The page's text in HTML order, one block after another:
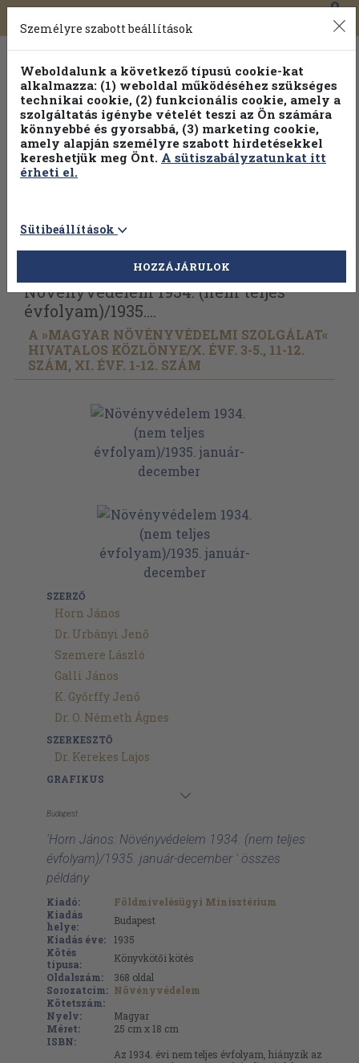
Toggle
navigation
0
Vissza az előző oldalra Válasszon példányt
Növényvédelem 1934. (nem teljes
évfolyam)/1935....
A »MAGYAR NÖVÉNYVÉDELMI SZOLGÁLAT«
HIVATALOS KÖZLÖNYE/X. ÉVF. 3-5., 11-12.
SZÁM, XI. ÉVF. 1-12. SZÁM
SZERZŐ
Horn János
Dr. Urbányi Jenő
Szemere László
Galli János
K. Győrffy Jenő
Dr. O. Németh Ágnes
SZERKESZTŐ
Dr. Kerekes Lajos
GRAFIKUS
Budapest
'Horn János: Növényvédelem 1934. (nem teljes
évfolyam)/1935. január-december ' összes
példány
Kiadó:
Földmívelésügyi Minisztérium
Kiadás
helye:
Budapest
Kiadás éve:
1935
Kötés
típusa:
Könyvkötői kötés
Oldalszám:
368 oldal
Sorozatcím: Növényvédelem
Kötetszám:
Nyelv:
Magyar
Méret:
25 cm x 18 cm
ISBN:
Az 1934. évi nem teljes évfolyam, hiányzik az
Személyre szabott beállítások
Weboldalunk a következő típusú cookie-kat
alkalmazza: (1) weboldal működéséhez szükséges
technikai cookie, (2) funkcionális cookie, amely a
szolgáltatás igénybe vételét teszi az Ön számára
könnyebbé és gyorsabbá, (3) marketing cookie,
amely alapján személyre szabott hirdetésekkel
kereshetjük meg Önt. A sütiszabályzatunkat itt
érheti el.
Sütibeállítások
HOZZÁJÁRULOK